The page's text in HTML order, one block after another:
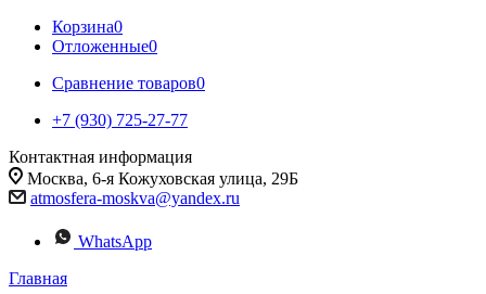
Корзина0
Отложенные0
Сравнение товаров0
+7 (930) 725-27-77
Контактная информация
Москва, 6-я Кожуховская улица, 29Б
atmosfera-moskva@yandex.ru
WhatsApp
Главная